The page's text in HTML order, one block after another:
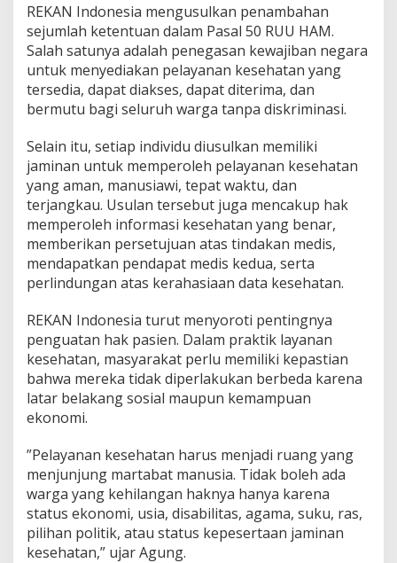
R
U
H
A
M
REKAN Indonesia mengusulkan penambahan
sejumlah ketentuan dalam Pasal 50 RUU HAM.
Salah satunya adalah penegasan kewajiban negara
untuk menyediakan pelayanan kesehatan yang
tersedia, dapat diakses, dapat diterima, dan
bermutu bagi seluruh warga tanpa diskriminasi.
Selain itu, setiap individu diusulkan memiliki
jaminan untuk memperoleh pelayanan kesehatan
yang aman, manusiawi, tepat waktu, dan
terjangkau. Usulan tersebut juga mencakup hak
memperoleh informasi kesehatan yang benar,
memberikan persetujuan atas tindakan medis,
mendapatkan pendapat medis kedua, serta
perlindungan atas kerahasiaan data kesehatan.
REKAN Indonesia turut menyoroti pentingnya
penguatan hak pasien. Dalam praktik layanan
kesehatan, masyarakat perlu memiliki kepastian
bahwa mereka tidak diperlakukan berbeda karena
latar belakang sosial maupun kemampuan
ekonomi.
”Pelayanan kesehatan harus menjadi ruang yang
menjunjung martabat manusia. Tidak boleh ada
warga yang kehilangan haknya hanya karena
status ekonomi, usia, disabilitas, agama, suku, ras,
pilihan politik, atau status kepesertaan jaminan
kesehatan,” ujar Agung.